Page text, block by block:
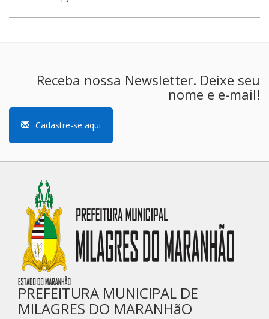
Receba nossa Newsletter. Deixe seu
nome e e-mail!
Cadastre-se aqui
PREFEITURA MUNICIPAL DE
MILAGRES DO MARANHãO